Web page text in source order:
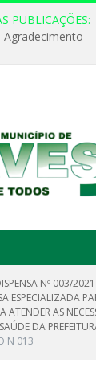
PUBLICAÇÕES:
Agradecimento
Nº 003/
ESPECIALIZADA
ATENDER AS
DA
N 013